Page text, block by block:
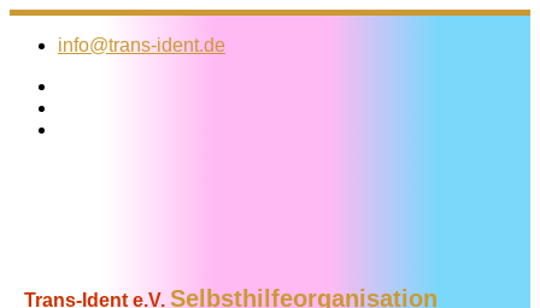
Zum
Inhalt
info@trans-ident.de
Trans-Ident e.V. Selbsthilfeorganisation